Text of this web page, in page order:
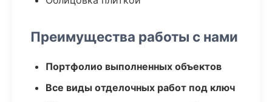
Преимущества работы с нами
Портфолио выполненных объектов
Все виды отделочных работ под ключ